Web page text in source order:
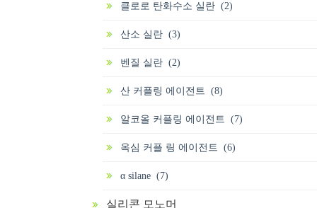
클로로 탄화수소 실란 (2)
산소 실란 (3)
벤질 실란 (2)
산 커플링 에이전트 (8)
알코올 커플링 에이전트 (7)
옥심 커플 링 에이전트 (6)
α silane (7)
실리콘 모노머